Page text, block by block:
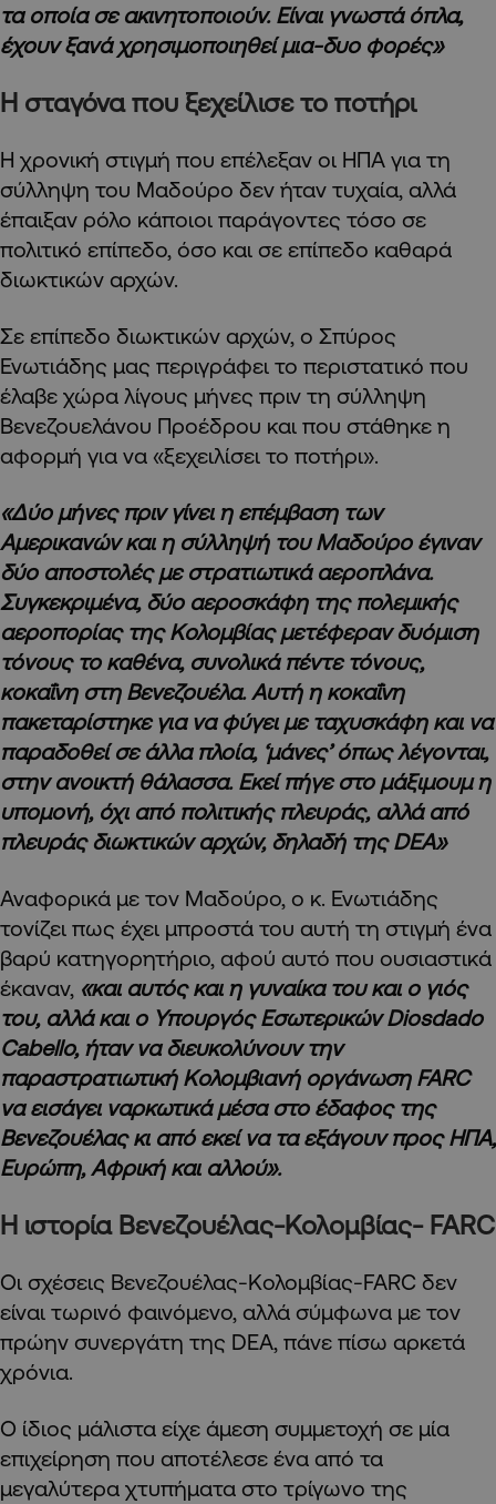
τα οποία σε ακινητοποιούν. Είναι γνωστά όπλα,
έχουν ξανά χρησιμοποιηθεί μια-δυο φορές»
Η σταγόνα που ξεχείλισε το ποτήρι
Η χρονική στιγμή που επέλεξαν οι ΗΠΑ για τη
σύλληψη του Μαδούρο δεν ήταν τυχαία, αλλά
έπαιξαν ρόλο κάποιοι παράγοντες τόσο σε
πολιτικό επίπεδο, όσο και σε επίπεδο καθαρά
διωκτικών αρχών.
Σε επίπεδο διωκτικών αρχών, ο Σπύρος
Ενωτιάδης μας περιγράφει το περιστατικό που
έλαβε χώρα λίγους μήνες πριν τη σύλληψη
Βενεζουελάνου Προέδρου και που στάθηκε η
αφορμή για να «ξεχειλίσει το ποτήρι».
«Δύο μήνες πριν γίνει η επέμβαση των
Αμερικανών και η σύλληψή του Μαδούρο έγιναν
δύο αποστολές με στρατιωτικά αεροπλάνα.
Συγκεκριμένα, δύο αεροσκάφη της πολεμικής
αεροπορίας της Κολομβίας μετέφεραν δυόμιση
τόνους το καθένα, συνολικά πέντε τόνους,
κοκαΐνη στη Βενεζουέλα. Αυτή η κοκαΐνη
πακεταρίστηκε για να φύγει με ταχυσκάφη και να
παραδοθεί σε άλλα πλοία, ‘μάνες’ όπως λέγονται,
στην ανοικτή θάλασσα. Εκεί πήγε στο μάξιμουμ η
υπομονή, όχι από πολιτικής πλευράς, αλλά από
πλευράς διωκτικών αρχών, δηλαδή τηςDEA»
Αναφορικά με τον Μαδούρο, ο κ. Ενωτιάδης
τονίζει πως έχει μπροστά του αυτή τη στιγμή ένα
βαρύ κατηγορητήριο, αφού αυτό που ουσιαστικά
έκαναν, «και αυτός και η γυναίκα του και ο γιός
του, αλλά και ο Υπουργός Εσωτερικών Diosdado
Cabello, ήταν να διευκολύνουν την
παραστρατιωτική Κολομβιανή οργάνωση FARC
να εισάγει ναρκωτικά μέσα στο έδαφος της
Βενεζουέλας κι από εκεί να τα εξάγουν προς ΗΠΑ,
Ευρώπη, Αφρική και αλλού».
Η ιστορία Βενεζουέλας-Κολομβίας- FARC
Οι σχέσεις Βενεζουέλας-Κολομβίας-FARC δεν
είναι τωρινό φαινόμενο, αλλά σύμφωνα με τον
πρώην συνεργάτη της DEA, πάνε πίσω αρκετά
χρόνια.
Ο ίδιος μάλιστα είχε άμεση συμμετοχή σε μία
επιχείρηση που αποτέλεσε ένα από τα
μεγαλύτερα χτυπήματα στο τρίγωνο της